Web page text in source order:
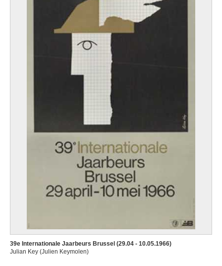
39e Internationale Jaarbeurs Brussel (29.04 - 10.05.1966)
Julian Key (Julien Keymolen)